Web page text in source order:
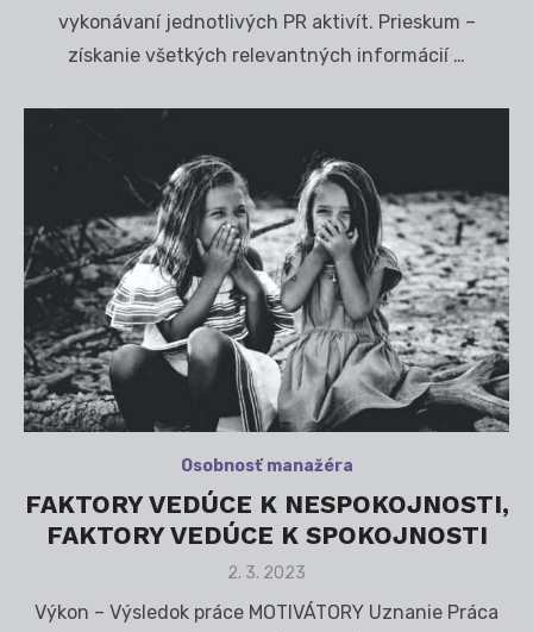
vykonávaní jednotlivých PR aktivít. Prieskum –
získanie všetkých relevantných informácií …
Osobnosť manažéra
FAKTORY VEDÚCE K NESPOKOJNOSTI,
FAKTORY VEDÚCE K SPOKOJNOSTI
Posted
2. 3. 2023
Výkon – Výsledok práce MOTIVÁTORY Uznanie Práca